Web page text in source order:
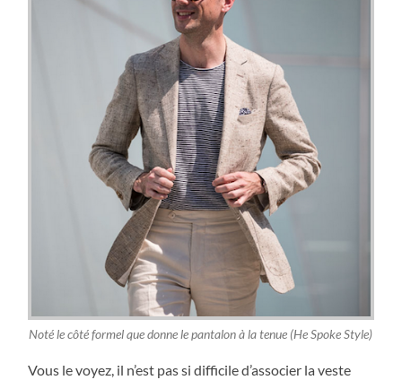
Noté le côté formel que donne le pantalon à la tenue (He Spoke Style)
Vous le voyez, il n’est pas si difficile d’associer la veste